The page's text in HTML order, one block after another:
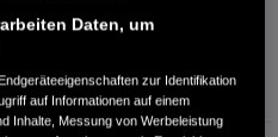
Energieverbrauch und die CO₂-
Emissionen des neuen PKW
Daten, um
zur Identifikation
auf Informationen auf einem
Inhalte, Messung von Werbeleistung